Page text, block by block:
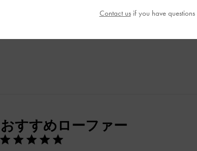
品質
おすすめローファー
Contact usif you have